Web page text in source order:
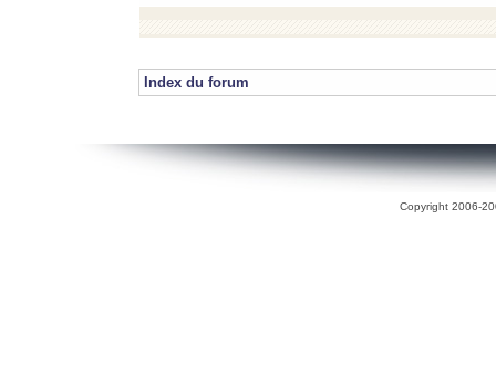
Index du forum
Copyright 2006-